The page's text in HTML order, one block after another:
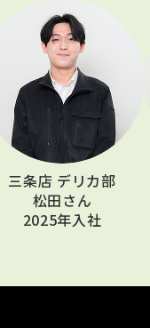
三条店 デリカ部
松田さん
2025年入社